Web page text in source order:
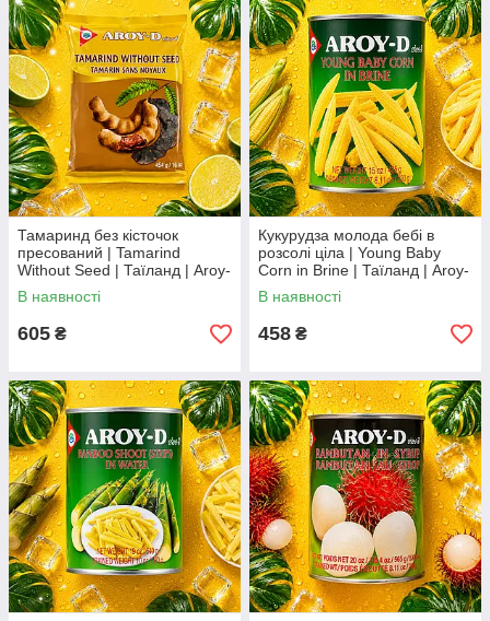
Тамаринд без кісточок
пресований | Tamarind
Without Seed | Таїланд | Aroy-
D | 454 г XC
В наявності
605 ₴
Кукурудза молода бебі в
розсолі ціла | Young Baby
Corn in Brine | Таїланд | Aroy-
D | 425 г | Ідеальна для
азійських страв XC
В наявності
458 ₴